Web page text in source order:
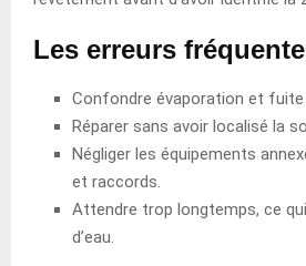
Les erreurs
Confondre évaporation et fuite
Réparer sans avoir localisé la
Négliger les équipements
et raccords.
Attendre trop longtemps, ce
d’eau.